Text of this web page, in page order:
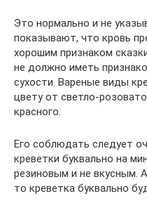
Это нормально и не
показывают, что кровь
хорошим признаком
не должно иметь
сухости. Вареные виды
цвету от светло-
красного.
Его соблюдать следует
креветки буквально на
резиновым и не вкусным.
то креветка буквально